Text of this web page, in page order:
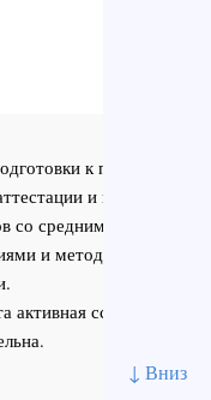
↓ Вниз
к первичной
и повышения
со средним и высшим
и методическими
ссылка на